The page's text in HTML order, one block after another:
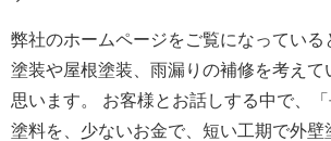
弊社のホームページをご覧になっている
塗装や屋根塗装、雨漏りの補修を考えて
思います。 お客様とお話しする中で、
塗料を、少ないお金で、短い工期で外壁